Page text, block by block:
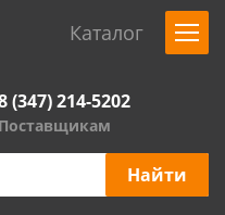
Каталог
(347) 214-5202
Поставщикам